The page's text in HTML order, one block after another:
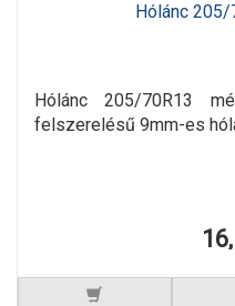
Hólánc
Hólánc 205/70R13
felszerelésű 9mm-es